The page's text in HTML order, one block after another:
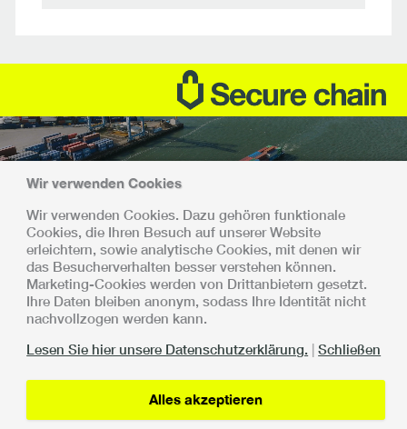
Gemeinsam stark
Es wurde mit allen Beteiligten vereinbart, dass die Umsetzung
und Ausweitung der Secure Chain schrittweise und kontrolliert
erfolgt. Die Secure Chain ist eine Zusammenarbeit zwischen:
Wir verwenden Cookies
Wir verwenden Cookies. Dazu gehören funktionale
Cookies, die Ihren Besuch auf unserer Website
erleichtern, sowie analytische Cookies, mit denen wir
das Besucherverhalten besser verstehen können.
Marketing-Cookies werden von Drittanbietern gesetzt.
Ihre Daten bleiben anonym, sodass Ihre Identität nicht
nachvollzogen werden kann.
Lesen Sie hier unsere Datenschutzerklärung.
|Schließen
Alles akzeptieren